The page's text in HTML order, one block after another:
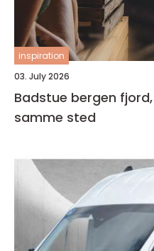
inspiration
03. July 2026
Badstue bergen fjord, varme og ro på
samme sted